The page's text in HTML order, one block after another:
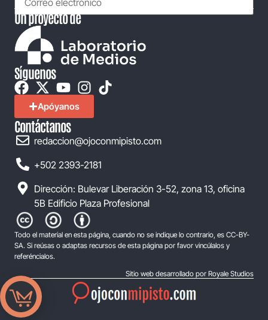
Un proyecto de
Síguenos
Apóyanos
Contáctanos
redaccion@ojoconmipisto.com
+502 2393-2181
Dirección: Bulevar Liberación 3-52, zona 13, oficina
5B Edificio Plaza Profesional
Todo el material en esta página, cuando no se indique lo contrario, es CC-BY-
SA. Si reúsas o adaptas recursos de esta página por favor vincúlalos y
referéncialos.
Sitio web desarrollado por Royale Studios